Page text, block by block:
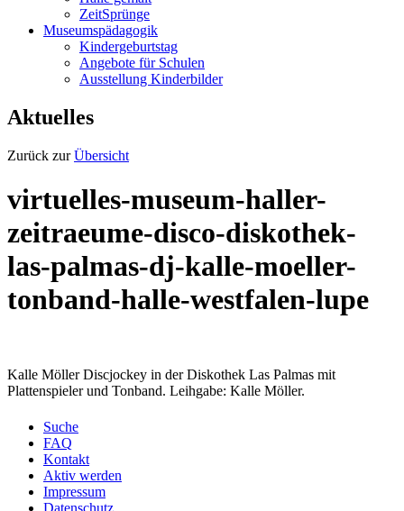
ZeitSprünge
Museumspädagogik
Kindergeburtstag
Angebote für Schulen
Ausstellung Kinderbilder
Aktuelles
Zurück zurÜbersicht
virtuelles-museum-haller-
zeitraeume-disco-diskothek-
las-palmas-dj-kalle-moeller-
tonband-halle-westfalen-lupe
Kalle Möller Discjockey in der Diskothek Las Palmas mit
Plattenspieler und Tonband. Leihgabe: Kalle Möller.
Suche
FAQ
Kontakt
Aktiv werden
Impressum
Datenschutz